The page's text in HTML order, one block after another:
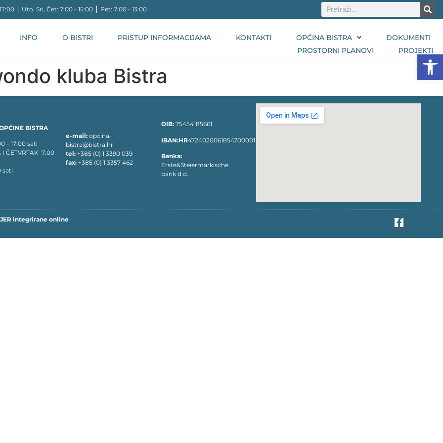
⎪ Uto, Sri, Čet: 7:00 - 15:00 ⎪ Pet: 7:00 - 13:00
INFO O BISTRI PRISTUP INFORMACIJAMA KONTAKTI OPĆINA BISTRA
DOKUMENTI
PROSTORNI PLANOVI
PROJEKTI
kluba Bistra
BISTRA
– 17:00 sati
I ČETVRTAK 7:00
sati
e-mail: opcina-
bistra@bistra.hr
tel: +385 (0) 1 3390 039
fax: +385 (0) 1 3357 462
OIB: 75454185661
IBAN:HR4724020061854700001
Banka:
Erste&Steiermarkische
bank d.d.
integrirane online